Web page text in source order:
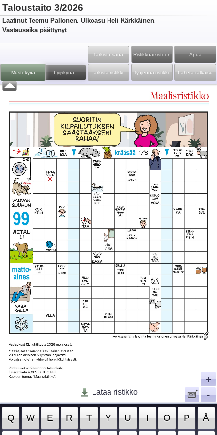
Taloustaito 3/2026
Laatinut Teemu Pallonen. Ulkoasu Heli Kärkkäinen.
Vastausaika päättynyt
Mustekynä Lyijykynä
Tarkista sana
Tarkista ristikko
Ristikko­arkistoon
Tyhjennä ristikko
Apua
Lähetä ratkaisu
Lataa ristikko
Q W E R T Y U I O P Å
+
-